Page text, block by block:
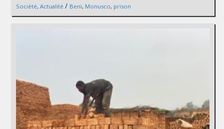
Société, Actualité / Beni, Monusco, prison